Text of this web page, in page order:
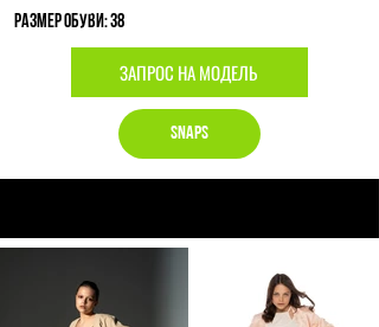
Размер обуви: 38
ЗАПРОС НА МОДЕЛЬ
Snaps